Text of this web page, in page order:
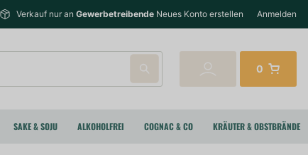
Verkauf nur an Gewerbetreibende Neues Konto erstellen Anmelden
0
SAKE & SOJU ALKOHOLFREI COGNAC & CO KRÄUTER & OBSTBRÄNDE